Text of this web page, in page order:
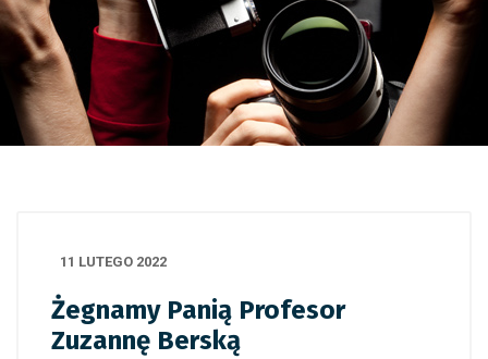
11 LUTEGO 2022
Żegnamy Panią Profesor
Zuzannę Berską